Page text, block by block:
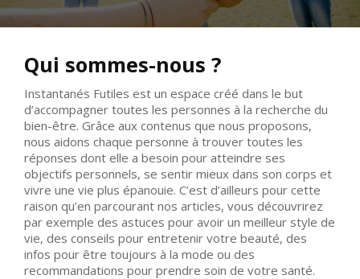
Qui sommes-nous ?
Instantanés Futiles est un espace créé dans le but
d’accompagner toutes les personnes à la recherche du
bien-être. Grâce aux contenus que nous proposons,
nous aidons chaque personne à trouver toutes les
réponses dont elle a besoin pour atteindre ses
objectifs personnels, se sentir mieux dans son corps et
vivre une vie plus épanouie. C’est d’ailleurs pour cette
raison qu’en parcourant nos articles, vous découvrirez
par exemple des astuces pour avoir un meilleur style de
vie, des conseils pour entretenir votre beauté, des
infos pour être toujours à la mode ou des
recommandations pour prendre soin de votre santé.